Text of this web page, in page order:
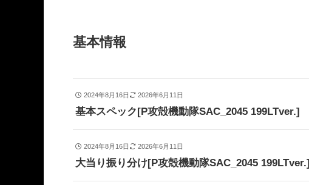
基本情報
2024年8月16日 2026年6月11日
基本スペック[P攻殻機動隊SAC_2045 199LTver.]
2024年8月16日 2026年6月11日
大当り振り分け[P攻殻機動隊SAC_2045 199LTver.]